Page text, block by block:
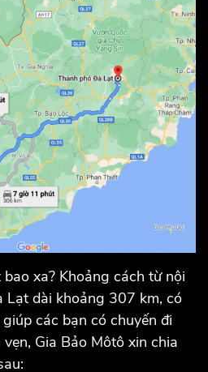
xa? Khoảng cách từ nội
Lạt dài khoảng 307 km, có
các bạn có chuyến đi
Gia Bảo Môtô xin chia